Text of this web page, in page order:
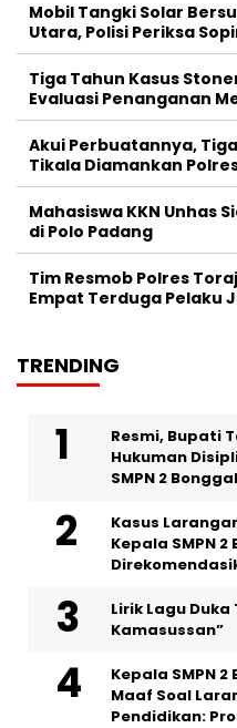
Mobil Tangki Solar
Utara, Polisi Periksa
Tiga Tahun Kasus
Evaluasi Penanganan
Akui Perbuatannya,
Tikala Diamankan
Mahasiswa KKN Unhas
di Polo Padang
Tim Resmob Polres
Empat Terduga Pelaku
TRENDING
Resmi, Bupati
Hukuman
SMPN 2
Kasus
Kepala SMPN
Lirik Lagu
Kamasussan”
Kepala SMPN
Maaf Soal
Pendidikan: